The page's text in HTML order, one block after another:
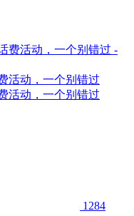
活动，一个别错过
活动，一个别错过
1284